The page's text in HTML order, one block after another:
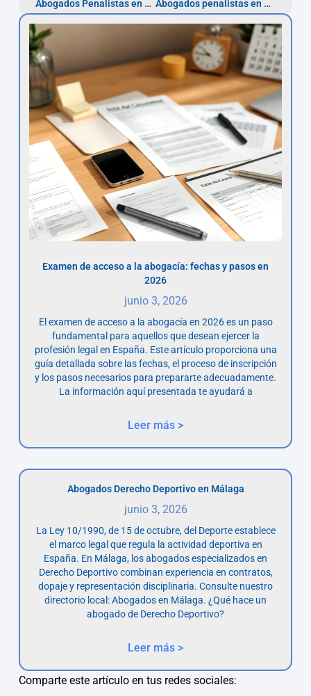
Abogados Penalistas en Lérida — Defensa penal urgente Abogados penalistas en A Coruña — defensa urgente
Examen de acceso a la abogacía: fechas y pasos en
2026
junio 3, 2026
El examen de acceso a la abogacía en 2026 es un paso
fundamental para aquellos que desean ejercer la
profesión legal en España. Este artículo proporciona una
guía detallada sobre las fechas, el proceso de inscripción
y los pasos necesarios para prepararte adecuadamente.
La información aquí presentada te ayudará a
Leer más >
Abogados Derecho Deportivo en Málaga
junio 3, 2026
La Ley 10/1990, de 15 de octubre, del Deporte establece
el marco legal que regula la actividad deportiva en
España. En Málaga, los abogados especializados en
Derecho Deportivo combinan experiencia en contratos,
dopaje y representación disciplinaria. Consulte nuestro
directorio local: Abogados en Málaga. ¿Qué hace un
abogado de Derecho Deportivo?
Leer más >
Comparte este artículo en tus redes sociales: